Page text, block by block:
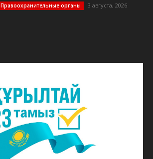
Правоохранительные органы 3 августа, 2026